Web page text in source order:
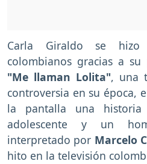
Carla Giraldo se
colombianos gracias a
"Me llaman Lolita", una
controversia en su época,
la pantalla una
adolescente y un
interpretado por Marcelo
hito en la televisión